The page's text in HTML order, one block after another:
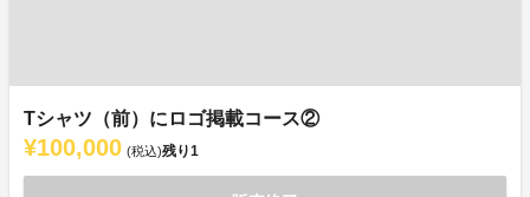
Tシャツ（前）にロゴ掲載コース②
¥100,000 (税込)残り1